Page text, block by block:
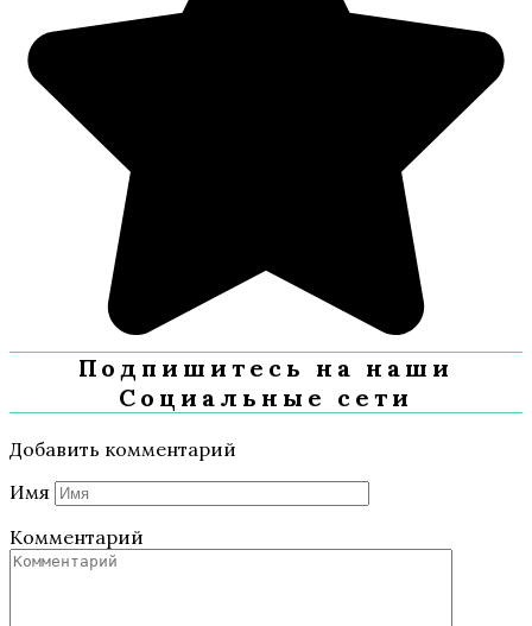
Подпишитесь на наши
Социальные сети
Добавить комментарий
Имя
Комментарий